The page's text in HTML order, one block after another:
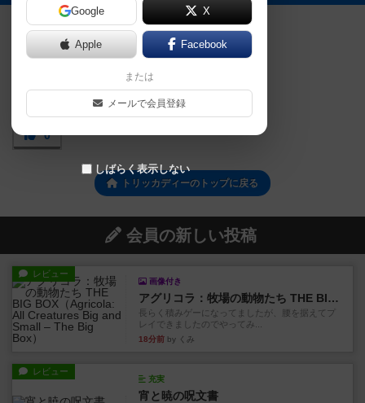
0
トリッカディーのトップに戻る
会員の新しい投稿
レビュー
画像付き
アグリコラ：牧場の動物たち THE BIG BOX
長らく積みゲーになってましたが、腰を据えてプ
レイできましたのでやってみ...
18分前 by くみ
レビュー
充実
宵と暁の呪文書
Google X
Apple Facebook
または
メールで会員登録
しばらく表示しない